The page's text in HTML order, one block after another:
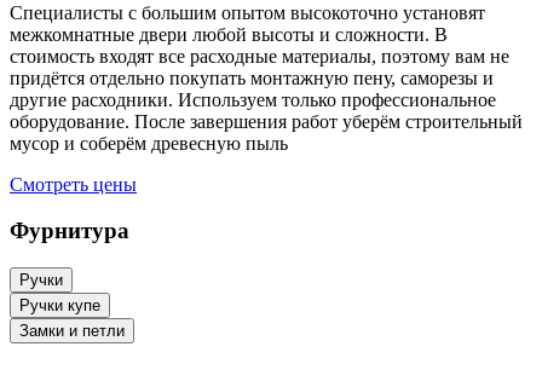
Специалисты с большим опытом высокоточно установят
межкомнатные двери любой высоты и сложности. В
стоимость входят все расходные материалы, поэтому вам не
придётся отдельно покупать монтажную пену, саморезы и
другие расходники. Используем только профессиональное
оборудование. После завершения работ уберём строительный
мусор и соберём древесную пыль
Смотреть цены
Фурнитура
Ручки
Ручки купе
Замки и петли